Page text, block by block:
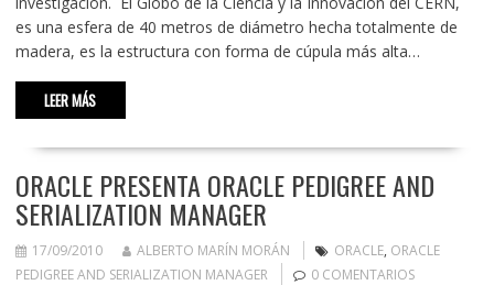
es una esfera de 40 metros de diámetro hecha totalmente de
madera, es la estructura con forma de cúpula más alta…
LEER MÁS
ORACLE PRESENTA ORACLE PEDIGREE AND
SERIALIZATION MANAGER
17/09/2010 ALBERTO MARÍN MORÁN ORACLE, ORACLE
PEDIGREE AND SERIALIZATION MANAGER
0 COMENTARIOS